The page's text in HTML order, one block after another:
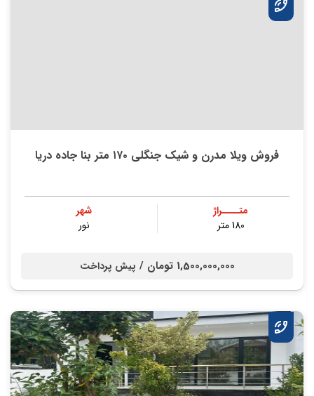
فروش ویلا مدرن و شیک جنگلی ۱۷۰ متر بنا جاده دریا
متــــراژ
180 متر
شهر
نور
1,500,000,000 تومان / پیش پرداخت